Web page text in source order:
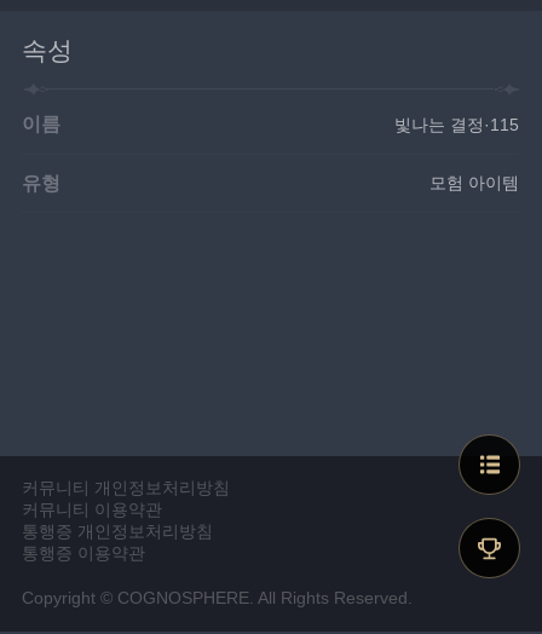
속성
이름 빛나는 결정·115
유형 모험 아이템
커뮤니티 개인정보처리방침
커뮤니티 이용약관
통행증 개인정보처리방침
통행증 이용약관
Copyright © COGNOSPHERE. All Rights Reserved.